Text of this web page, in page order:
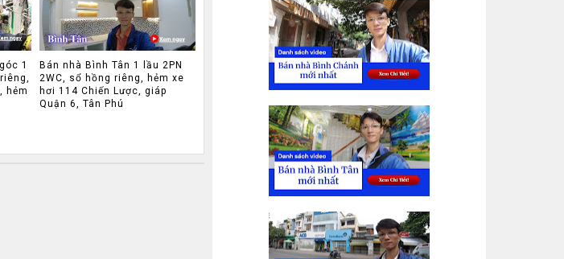
1
hẻm
Bán nhà Bình Tân 1 lầu 2PN
2WC, sổ hồng riêng, hẻm xe
hơi 114 Chiến Lược, giáp
Quận 6, Tân Phú